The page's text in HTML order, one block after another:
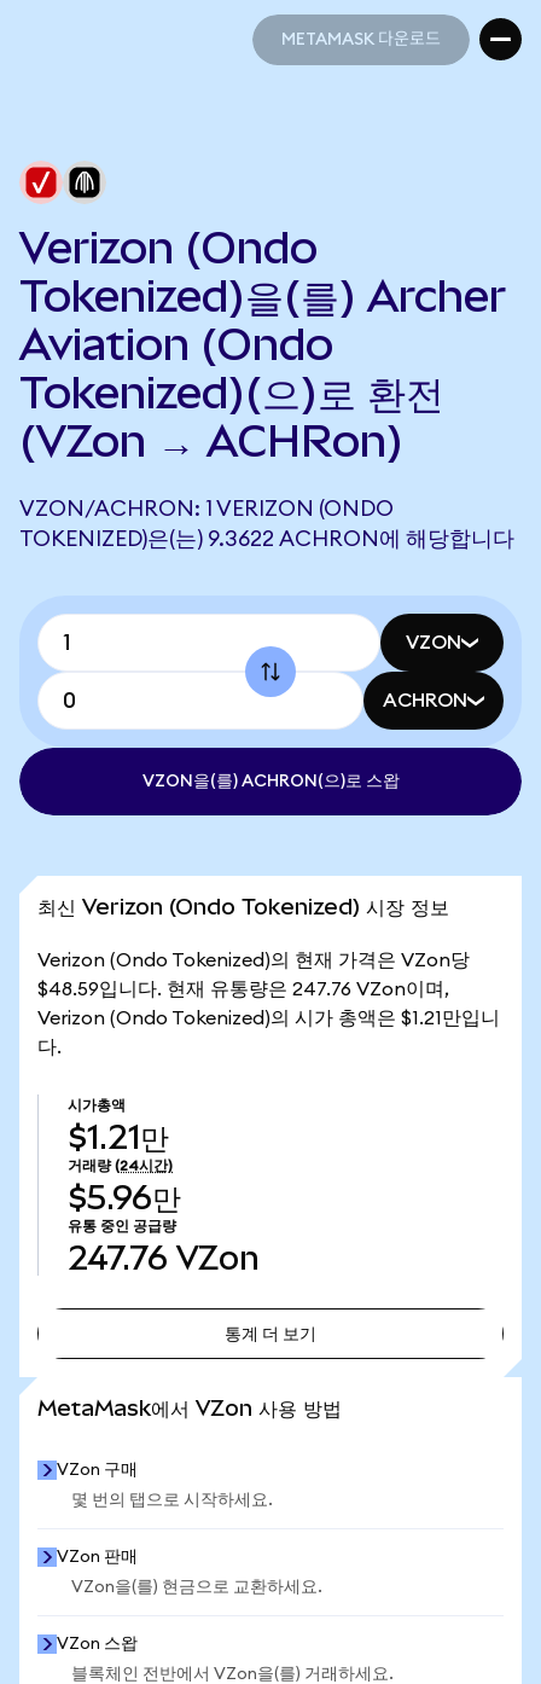
METAMASK 다운로드
Verizon (Ondo
Tokenized)을(를) Archer
Aviation (Ondo
Tokenized)(으)로 환전
(VZon → ACHRon)
VZON/ACHRON: 1 VERIZON (ONDO
TOKENIZED)은(는) 9.3622 ACHRON에 해당합니다
VZON
ACHRON
VZON을(를) ACHRON(으)로 스왑
최신 Verizon (Ondo Tokenized) 시장 정보
Verizon (Ondo Tokenized)의 현재 가격은 VZon당
$48.59입니다. 현재 유통량은 247.76 VZon이며,
Verizon (Ondo Tokenized)의 시가 총액은 $1.21만입니
다.
시가총액
$1.21만
거래량 (24시간)
$5.96만
유통 중인 공급량
247.76 VZon
통계 더 보기
MetaMask에서 VZon 사용 방법
VZon 구매
몇 번의 탭으로 시작하세요.
VZon 판매
VZon을(를) 현금으로 교환하세요.
VZon 스왑
블록체인 전반에서 VZon을(를) 거래하세요.